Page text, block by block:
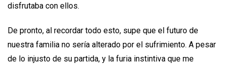
disfrutaba con ellos.
De pronto, al recordar todo esto, supe que el futuro de
nuestra familia no sería alterado por el sufrimiento. A pesar
de lo injusto de su partida, y la furia instintiva que me